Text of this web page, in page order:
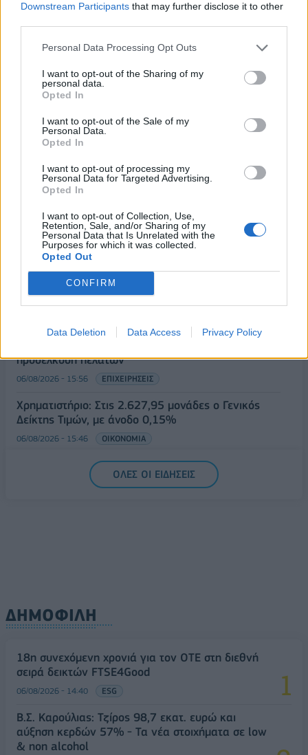
Downstream Participants that may further disclose it to other
Personal Data Processing Opt Outs
I want to opt-out of the Sharing of my
personal data.
Opted In
I want to opt-out of the Sale of my
Personal Data.
Opted In
I want to opt-out of processing my
Personal Data for Targeted Advertising.
Opted In
I want to opt-out of Collection, Use,
Retention, Sale, and/or Sharing of my
Personal Data that Is Unrelated with the
Purposes for which it was collected.
Opted Out
CONFIRM
Data Deletion Data Access Privacy Policy
06/08/2026 - 18:10 ΟΙΚΟΝΟΜΙΑ
ΟΠΕΚΑ: Αύριο η δεύτερη πληρωμή των δικαιούχων
του Λογαριασμού Αγροτικής Εστίας
Κυβερνητική Επιτροπή Βιομηχανίας- Κ. Μητσοτάκης:
Στρατηγική προτεραιότητα η ενίσχυση της
βιομηχανίας
06/08/2026 - 17:18 ΠΟΛΙΤΙΚΗ
Από τις 28 Αυγούστου η ψηφιακή ενεργοποίηση της
Κάρτας Αγρότη μέσω της ΕΑΕ 2026
06/08/2026 - 16:51 ΟΙΚΟΝΟΜΙΑ
Eurobank: Εξελίξεις και προοπτικές στις αγορές
πετρελαίου και φυσικού αερίου στην Ευρώπη
06/08/2026 - 16:20 ΕΝΕΡΓΕΙΑ
Οι ελληνικές scale-ups επιχειρήσεις στρέφονται
προσέλκυση πελατών
06/08/2026 - 15:56 ΕΠΙΧΕΙΡΗΣΕΙΣ
Χρηματιστήριο: Στις 2.627,95 μονάδες ο Γενικός
Δείκτης Τιμών, με άνοδο 0,15%
06/08/2026 - 15:46 ΟΙΚΟΝΟΜΙΑ
ΟΛΕΣ ΟΙ ΕΙΔΗΣΕΙΣ
ΔΗΜΟΦΙΛΗ
18η συνεχόμενη χρονιά για τον ΟΤΕ στη διεθνή
σειρά δεικτών FTSE4Good
06/08/2026 - 14:40 ESG
Β.Σ. Καρούλιας: Τζίρος 98,7 εκατ. ευρώ και
αύξηση κερδών 57% - Τα νέα στοιχήματα σε low
& non alcohol